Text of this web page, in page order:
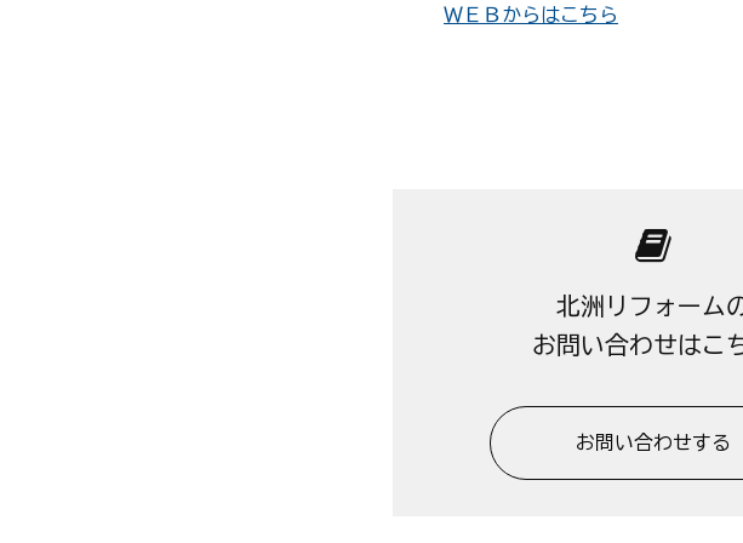
ＷＥＢからはこちら
北洲リフォーム
お問い合わせはこ
お問い合わせする